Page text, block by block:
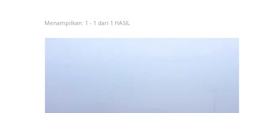
Menampilkan: 1 - 1 dari 1 HASIL